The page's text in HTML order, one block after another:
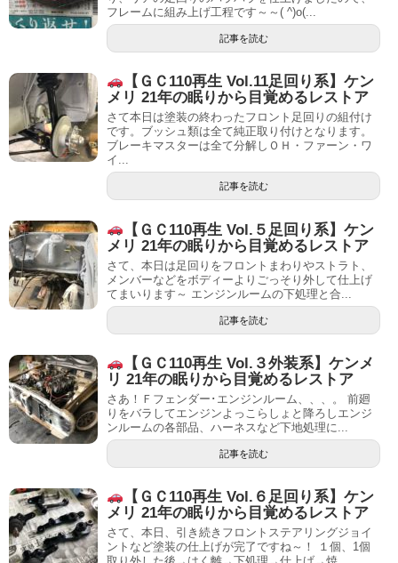
フレームに組み上げ工程です～～( ^)o(...
記事を読む
【ＧＣ110再生 Vol.11足回り系】ケン
メリ 21年の眠りから目覚めるレストア
さて本日は塗装の終わったフロント足回りの組付け
です。ブッシュ類は全て純正取り付けとなります。
ブレーキマスターは全て分解しＯＨ・ファーン・ワ
イ...
記事を読む
【ＧＣ110再生 Vol.５足回り系】ケン
メリ 21年の眠りから目覚めるレストア
さて、本日は足回りをフロントまわりやストラト、
メンバーなどをボディーよりごっそり外して仕上げ
てまいります～ エンジンルームの下処理と合...
記事を読む
【ＧＣ110再生 Vol.３外装系】ケンメ
リ 21年の眠りから目覚めるレストア
さあ！Ｆフェンダー･エンジンルーム、、、。 前廻
りをバラしてエンジンよっこらしょと降ろしエンジ
ンルームの各部品、ハーネスなど下地処理に...
記事を読む
【ＧＣ110再生 Vol.６足回り系】ケン
メリ 21年の眠りから目覚めるレストア
さて、本日、引き続きフロントステアリングジョイ
ントなど塗装の仕上げが完了ですね～！ １個、1個